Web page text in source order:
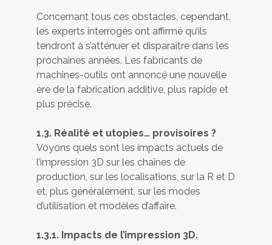
Concernant tous ces obstacles, cependant,
les experts interrogés ont affirmé qu’ils
tendront à s’atténuer et disparaître dans les
prochaines années. Les fabricants de
machines-outils ont annoncé une nouvelle
ère de la fabrication additive, plus rapide et
plus précise.
1.3. Réalité et utopies… provisoires ?
Voyons quels sont les impacts actuels de
l’impression 3D sur les chaînes de
production, sur les localisations, sur la R et D
et, plus généralement, sur les modes
d’utilisation et modèles d’affaire.
1.3.1. Impacts de l’impression 3D.